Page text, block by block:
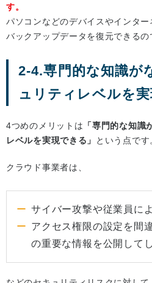
す。
パソコンなどのデバイスやインタ
バックアップデータを復元できるの
2-4.専門的な知識が
ュリティレベルを
4つめのメリットは 「専門的な知識
レベルを実現できる」
という点です
クラウド事業者は、
サイバー攻撃や従業員に
アクセス権限の設定を間
の重要な情報を公開して